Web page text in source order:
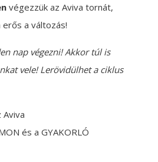
végezzük az Aviva tornát,
erős a változás!
nap végezni! Akkor túl is
vele! Lerövidülhet a ciklus
és a GYAKORLÓ